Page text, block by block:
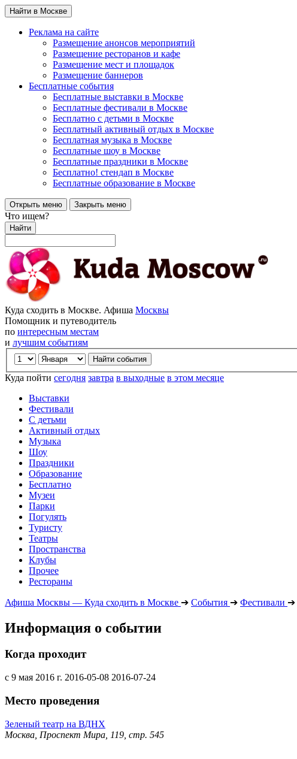
Найти в Москве
Реклама на сайте
Размещение анонсов мероприятий
Размещение ресторанов и кафе
Размещение мест и площадок
Размещение баннеров
Бесплатные события
Бесплатные выставки в Москве
Бесплатные фестивали в Москве
Бесплатно с детьми в Москве
Бесплатный активный отдых в Москве
Бесплатная музыка в Москве
Бесплатные шоу в Москве
Бесплатные праздники в Москве
Бесплатно! стендап в Москве
Бесплатные образование в Москве
Открыть меню Закрыть меню
Что ищем?
Найти
Куда сходить в Москве. Афиша Москвы
Помощник и путеводитель
по интересным местам
и лучшим событиям
Куда пойти сегодня завтра в выходные в этом месяце
Выставки
Фестивали
С детьми
Активный отдых
Музыка
Шоу
Праздники
Образование
Бесплатно
Музеи
Парки
Погулять
Туристу
Театры
Пространства
Клубы
Прочее
Рестораны
Афиша Москвы — Куда сходить в Москве ➔ События ➔ Фестивали ➔
Информация о событии
Когда проходит
с 9 мая 2016 г. 2016-05-08 2016-07-24
Место проведения
Зеленый театр на ВДНХ
Москва, Проспект Мира, 119, стр. 545